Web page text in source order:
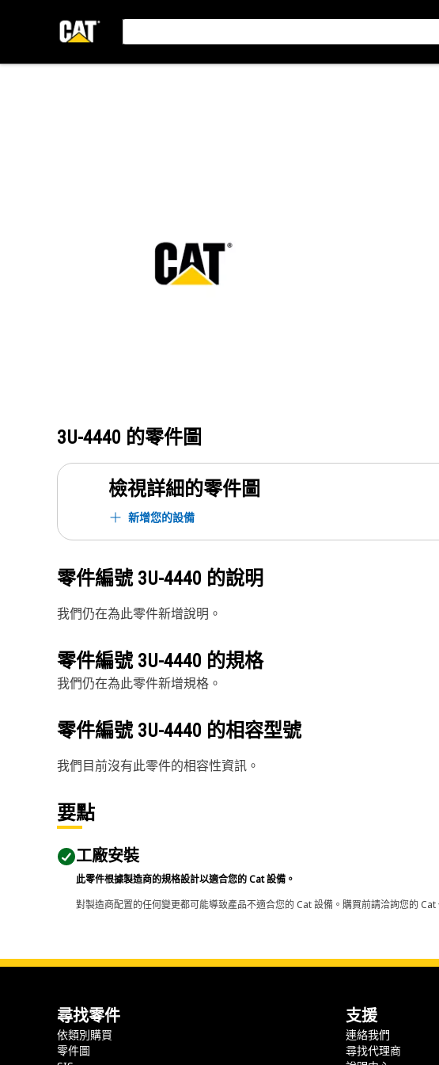
3U-4440 的零件圖
檢視詳細的零件圖
新增您的設備
零件編號 3U-4440 的說明
我們仍在為此零件新增說明。
零件編號 3U-4440 的規格
我們仍在為此零件新增規格。
零件編號 3U-4440 的相容型號
我們目前沒有此零件的相容性資訊。
要點
工廠安裝
此零件根據製造商的規格設計以適合您的 Cat 設備。
對製造商配置的任何變更都可能導致產品不適合您的 Cat 設備。購買前請洽詢您的
尋找零件
依類別購買
零件圖
支援
連絡我們
尋找代理商